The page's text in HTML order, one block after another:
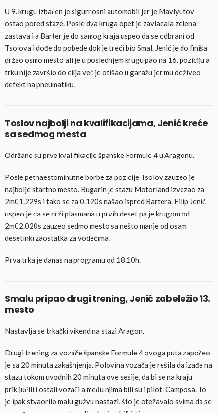
U 9. krugu izbačen je sigurnosni automobil jer je Mavlyutov
ostao pored staze. Posle dva kruga opet je zavladala zelena
zastava i a Barter je do samog kraja uspeo da se odbrani od
Tsolova i dođe do pobede dok je treći bio Smal. Jenić je do finiša
držao osmo mesto ali je u poslednjem krugu pao na 16. poziciju a
trku nije završio do cilja već je otišao u garažu jer mu doživeo
defekt na pneumatiku.
Toslov najbolji na kvalifikacijama, Jenić kreće
sa sedmog mesta
Održane su prve kvalifikacije španske Formule 4 u Aragonu.
Posle petnaestominutne borbe za pozicije Tsolov zauzeo je
najbolje startno mesto. Bugarin je stazu Motorland izvezao za
2m01.229s i tako se za 0.120s našao ispred Bartera. Filip Jenić
uspeo je da se drži plasmana u prvih deset pa je krugom od
2m02.020s zauzeo sedmo mesto sa nešto manje od osam
desetinki zaostatka za vodećima.
Prva trka je danas na programu od 18.10h.
Smalu pripao drugi trening, Jenić zabeležio 13.
mesto
Nastavlja se trkački vikend na stazi Aragon.
Drugi trening za vozače španske Formule 4 ovoga puta započeo
je sa 20 minuta zakašnjenja. Polovina vozača je rešila da izađe na
stazu tokom uvodnih 20 minuta ove sesije, da bi se na kraju
priključili i ostali vozači a među njima bili su i piloti Camposa. To
je ipak stvaorilo malu gužvu nastazi, što je otežavalo svima da se